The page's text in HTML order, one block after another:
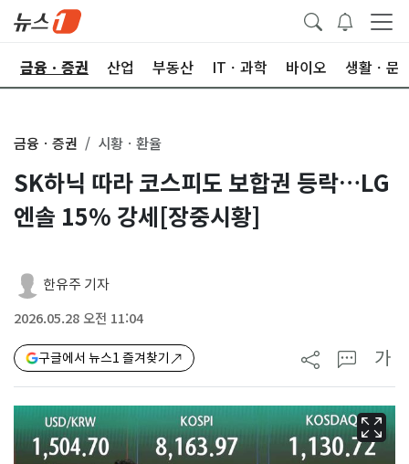
금융ㆍ증권 산업 부동산 ITㆍ과학 바이오 생활ㆍ문
금융ㆍ증권 시황ㆍ환율
SK하닉 따라 코스피도 보합권 등락…LG
엔솔 15% 강세[장중시황]
한유주 기자
2026.05.28 오전 11:04
구글에서 뉴스1 즐겨찾기 가